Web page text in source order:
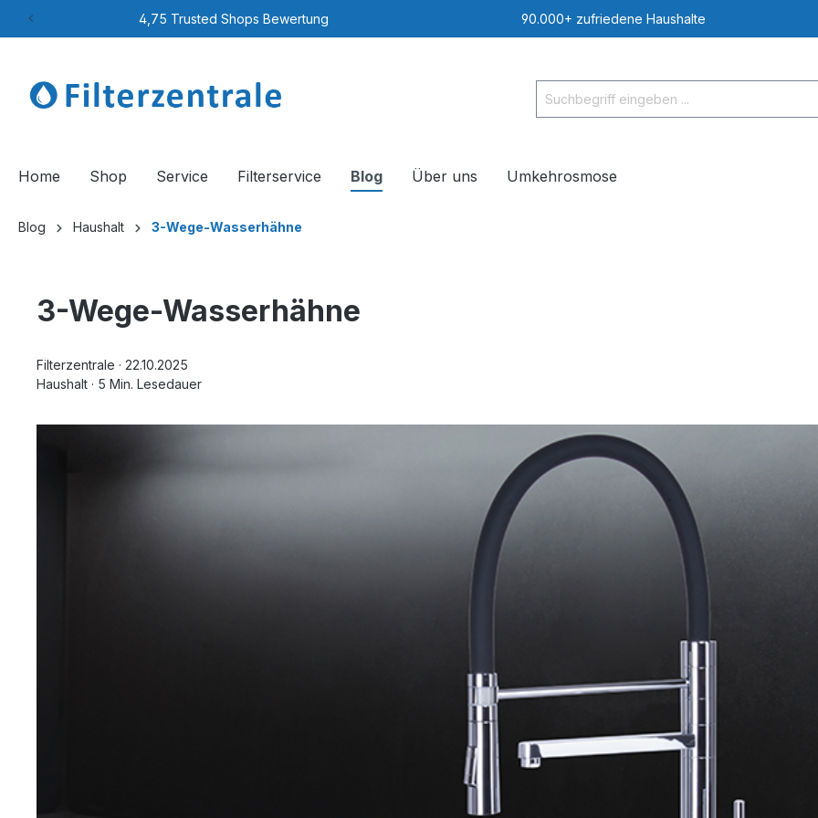
4,75 Trusted Shops Bewertung 90.000+ zufriedene Haushalte
Home Shop Service Filterservice Blog Über uns Umkehrosmose
Blog Haushalt 3-Wege-Wasserhähne
3-Wege-Wasserhähne
Filterzentrale · 22.10.2025
Haushalt · 5 Min. Lesedauer